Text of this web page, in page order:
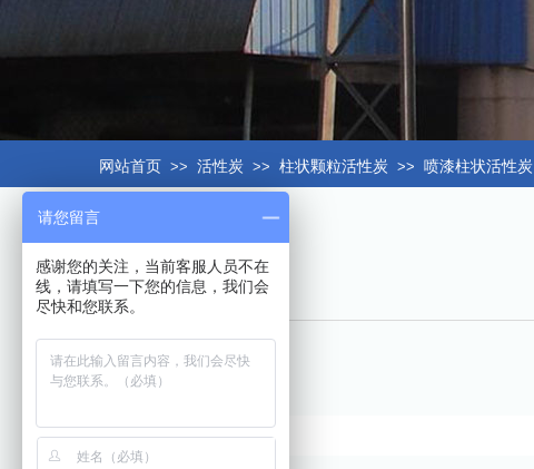
网站首页 >> 活性炭 >> 柱状颗粒活性炭 >> 喷漆柱状活性炭
请您留言
感谢您的关注，当前客服人员不在
线，请填写一下您的信息，我们会
尽快和您联系。